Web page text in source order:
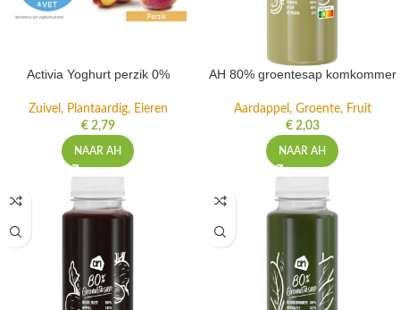
Activia Yoghurt perzik 0%
Zuivel, Plantaardig, Eieren
€2,79
NAAR AH
AH 80% groentesap komkommer
Aardappel, Groente, Fruit
€2,03
NAAR AH